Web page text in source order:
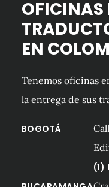
OFICINAS
EN
Tenemos oficinas
la entrega de sus
BOGOTÁ
(1)